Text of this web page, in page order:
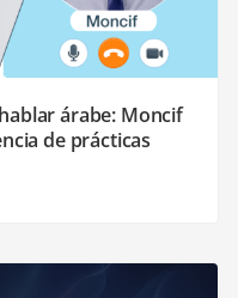
árabe: Moncif
de prácticas